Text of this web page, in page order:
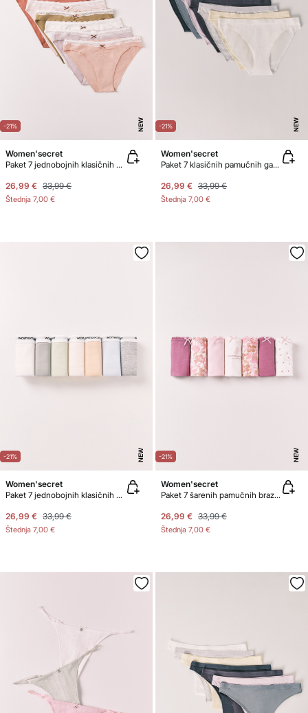
-21% NEW
Women'secret
Paket 7 jednobojnih klasičnih pamučnih gaćica s čipkom
26,99 € 33,99 €
Štednja 7,00 €
-21% NEW
Women'secret
Paket 7 klasičnih pamučnih gaćica s mekanim logotipom
26,99 € 33,99 €
Štednja 7,00 €
-21% NEW
Women'secret
Paket 7 jednobojnih klasičnih pamučnih gaćica s logotipom
26,99 € 33,99 €
Štednja 7,00 €
-21% NEW
Women'secret
Paket 7 šarenih pamučnih brazilskih gaćica s uzorkom
26,99 € 33,99 €
Štednja 7,00 €